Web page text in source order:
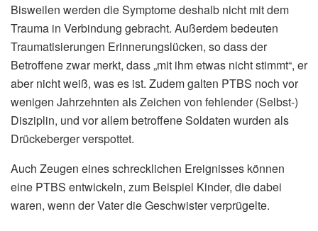
Bisweilen werden die Symptome deshalb nicht mit dem
Trauma in Verbindung gebracht. Außerdem bedeuten
Traumatisierungen Erinnerungslücken, so dass der
Betroffene zwar merkt, dass „mit ihm etwas nicht stimmt“, er
aber nicht weiß, was es ist. Zudem galten PTBS noch vor
wenigen Jahrzehnten als Zeichen von fehlender (Selbst-)
Disziplin, und vor allem betroffene Soldaten wurden als
Drückeberger verspottet.
Auch Zeugen eines schrecklichen Ereignisses können
eine PTBS entwickeln, zum Beispiel Kinder, die dabei
waren, wenn der Vater die Geschwister verprügelte.